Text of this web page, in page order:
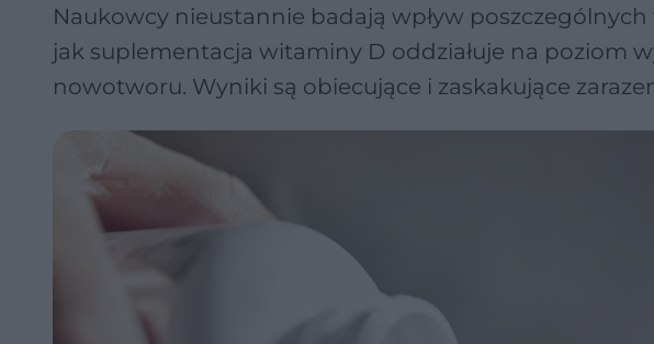
Naukowcy nieustannie badają wpływ
jak suplementacja witaminy D oddziałuje na poziom
nowotworu. Wyniki są obiecujące i zaskakujące